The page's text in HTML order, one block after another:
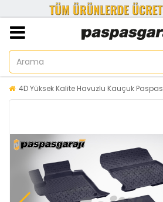
4D Yüksek Kalite Havuzlu Kauçuk Paspas